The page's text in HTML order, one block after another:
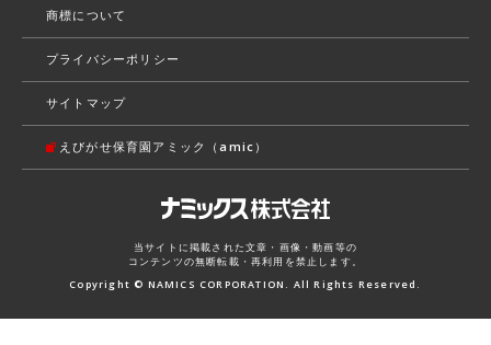
商標について
プライバシーポリシー
サイトマップ
えびがせ保育園アミック（amic）
当サイトに掲載された文章・画像・動画等の
コンテンツの無断転載・再利用を禁止します。
Copyright © NAMICS CORPORATION. All Rights Reserved.